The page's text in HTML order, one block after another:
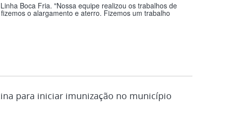
Boca Fria. "Nossa equipe realizou os trabalhos de
o alargamento e aterro. Fizemos um trabalho
para iniciar imunização no município